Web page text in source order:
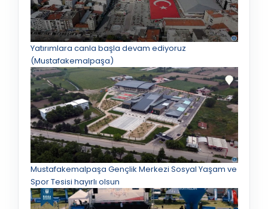
Yatırımlara canla başla devam ediyoruz
(Mustafakemalpaşa)
Mustafakemalpaşa Gençlik Merkezi Sosyal Yaşam ve
Spor Tesisi hayırlı olsun